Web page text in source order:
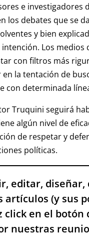
e investigadores
los debates que se
y bien
Los
con filtros más
en la tentación de
con determinada
Truquini seguirá
algún nivel de
de respetar y
políticas.
editar,
artículos (y sus
click en el
nuestras